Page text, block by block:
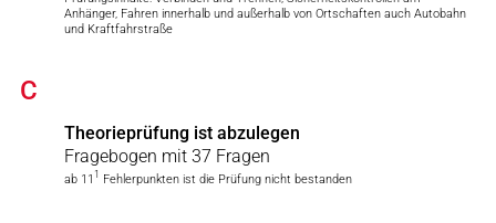
Anhänger, Fahren innerhalb und außerhalb von Ortschaften auch Autobahn
und Kraftfahrstraße
C
Theorieprüfung ist abzulegen
Fragebogen mit 37 Fragen
ab 11 1 Fehlerpunkten ist die Prüfung nicht bestanden